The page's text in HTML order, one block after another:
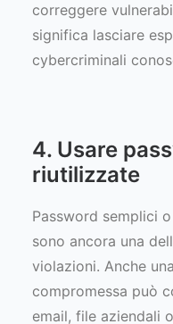
correggere
significa lasciare
cybercriminali
4. Usare
riutilizzate
Password semplici
sono ancora una
violazioni. Anche
compromessa può
email, file aziendali